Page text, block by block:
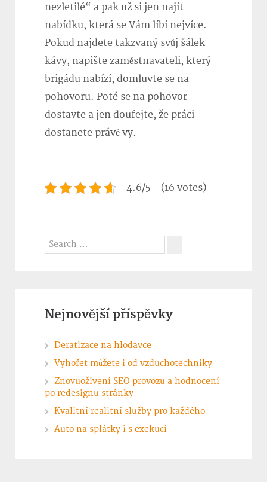
nezletilé“ a pak už si jen najít
nabídku, která se Vám líbí nejvíce.
Pokud najdete takzvaný svůj šálek
kávy, napište zaměstnavateli, který
brigádu nabízí, domluvte se na
pohovoru. Poté se na pohovor
dostavte a jen doufejte, že práci
dostanete právě vy.
4.6/5 - (16 votes)
Search
for:
Nejnovější příspěvky
Deratizace na hlodavce
Vyhořet můžete i od vzduchotechniky
Znovuoživení SEO provozu a hodnocení
po redesignu stránky
Kvalitní realitní služby pro každého
Auto na splátky i s exekucí